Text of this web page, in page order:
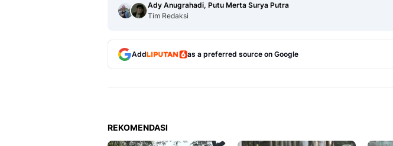
Ady Anugrahadi, Putu Merta Surya Putra
Tim Redaksi
Add as a preferred source on Google
REKOMENDASI